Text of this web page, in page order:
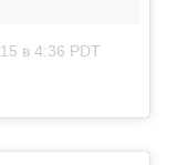
в 4:36 PDT